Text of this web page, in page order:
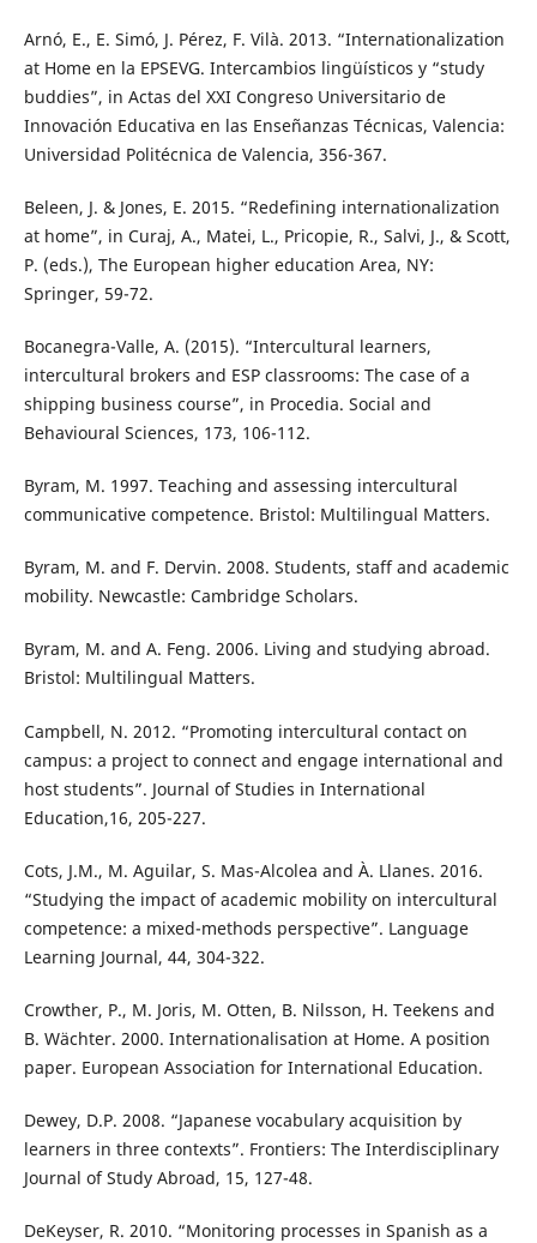
Arnó, E., E. Simó, J. Pérez, F. Vilà. 2013. “Internationalization
at Home en la EPSEVG. Intercambios lingüísticos y “study
buddies”, in Actas del XXI Congreso Universitario de
Innovación Educativa en las Enseñanzas Técnicas, Valencia:
Universidad Politécnica de Valencia, 356-367.
Beleen, J. & Jones, E. 2015. “Redefining internationalization
at home”, in Curaj, A., Matei, L., Pricopie, R., Salvi, J., & Scott,
P. (eds.), The European higher education Area, NY:
Springer, 59-72.
Bocanegra-Valle, A. (2015). “Intercultural learners,
intercultural brokers and ESP classrooms: The case of a
shipping business course”, in Procedia. Social and
Behavioural Sciences, 173, 106-112.
Byram, M. 1997. Teaching and assessing intercultural
communicative competence. Bristol: Multilingual Matters.
Byram, M. and F. Dervin. 2008. Students, staff and academic
mobility. Newcastle: Cambridge Scholars.
Byram, M. and A. Feng. 2006. Living and studying abroad.
Bristol: Multilingual Matters.
Campbell, N. 2012. “Promoting intercultural contact on
campus: a project to connect and engage international and
host students”. Journal of Studies in International
Education,16, 205-227.
Cots, J.M., M. Aguilar, S. Mas-Alcolea and À. Llanes. 2016.
“Studying the impact of academic mobility on intercultural
competence: a mixed-methods perspective”. Language
Learning Journal, 44, 304-322.
Crowther, P., M. Joris, M. Otten, B. Nilsson, H. Teekens and
B. Wächter. 2000. Internationalisation at Home. A position
paper. European Association for International Education.
Dewey, D.P. 2008. “Japanese vocabulary acquisition by
learners in three contexts”. Frontiers: The Interdisciplinary
Journal of Study Abroad, 15, 127-48.
DeKeyser, R. 2010. “Monitoring processes in Spanish as a